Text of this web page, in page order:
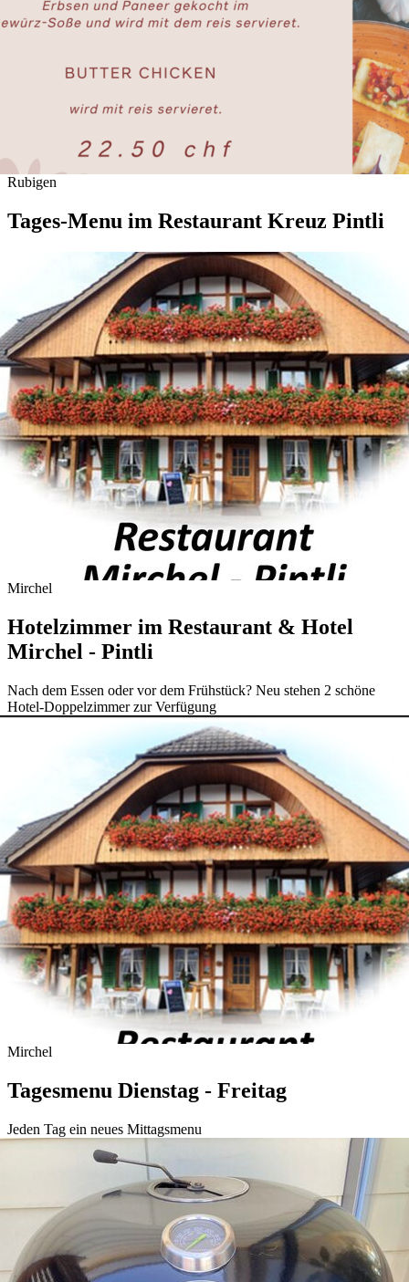
Rubigen
Tages-Menu im Restaurant Kreuz Pintli
Mirchel
Hotelzimmer im Restaurant & Hotel
Mirchel - Pintli
Nach dem Essen oder vor dem Frühstück? Neu stehen 2 schöne
Hotel-Doppelzimmer zur Verfügung
Mirchel
Tagesmenu Dienstag - Freitag
Jeden Tag ein neues Mittagsmenu